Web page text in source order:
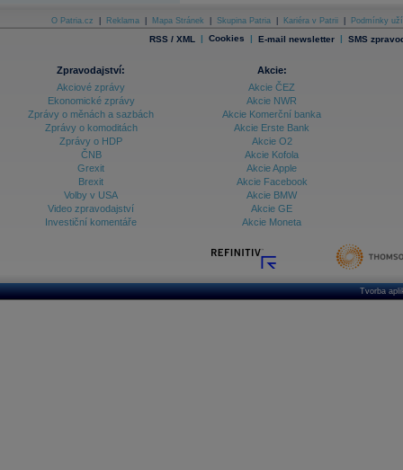
O Patria.cz Reklama Mapa Stránek Skupina Patria Kariéra v Patrii Podmínky
RSS / XML | Cookies | E-mail newsletter | SMS
Zpravodajství:
Akciové zprávy
Ekonomické zprávy
Zprávy o měnách a sazbách
Zprávy o komoditách
Zprávy o HDP
ČNB
Grexit
Brexit
Volby v USA
Video zpravodajství
Investiční komentáře
Akcie:
Akcie ČEZ
Akcie NWR
Akcie Komerční banka
Akcie Erste Bank
Akcie O2
Akcie Kofola
Akcie Apple
Akcie Facebook
Akcie BMW
Akcie GE
Akcie Moneta
Tvorba